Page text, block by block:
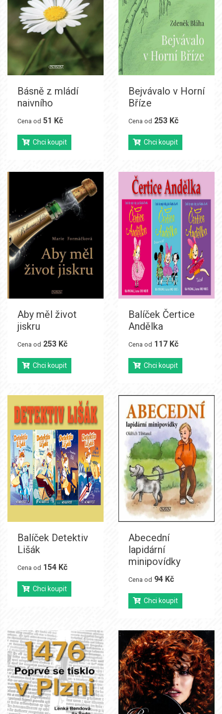
Básně z mládí
naivního
Cena od 51 Kč
Chci koupit
Bejvávalo v Horní
Bříze
Cena od 253 Kč
Chci koupit
Aby měl život
jiskru
Cena od 253 Kč
Chci koupit
Balíček Čertice
Andělka
Cena od 117 Kč
Chci koupit
Balíček Detektiv
Lišák
Cena od 154 Kč
Chci koupit
Abecední
lapidární
minipovídky
Cena od 94 Kč
Chci koupit